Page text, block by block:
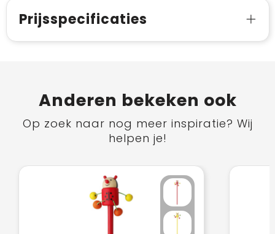
Prijsspecificaties
Anderen bekeken ook
Op zoek naar nog meer inspiratie? Wij
helpen je!